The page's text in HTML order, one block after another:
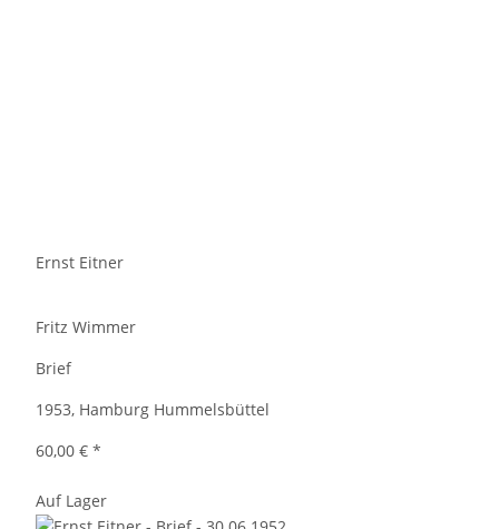
Ernst Eitner
Fritz Wimmer
Brief
1953, Hamburg Hummelsbüttel
60,00 € *
Auf Lager